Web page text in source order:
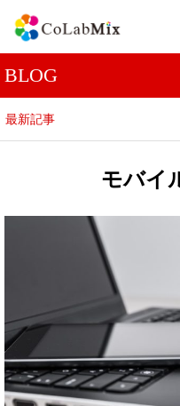
BLOG
最新記事
モバイ